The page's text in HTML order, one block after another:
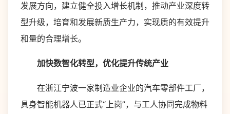
发展方向，建立健全投入增长机制，推动产业深度转
型升级，培育和发展新质生产力，实现质的有效提升
和量的合理增长。
加快数智化转型，优化提升传统产业
在浙江宁波一家制造业企业的汽车零部件工厂，
具身智能机器人已正式“上岗”，与工人协同完成物料